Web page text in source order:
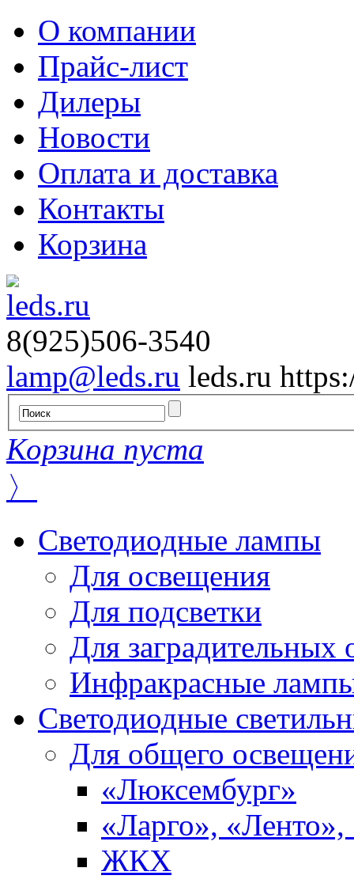
О компании
Прайс-лист
Дилеры
Новости
Оплата и доставка
Контакты
Корзина
8(925)506-3540
lamp@leds.ru leds.ru
Корзина пуста
〉
Светодиодные лампы
Для освещения
Для подсветки
Для заградительных
Инфракрасные
Светодиодные
Для общего
«Люксембург»
«Ларго»,
ЖКХ